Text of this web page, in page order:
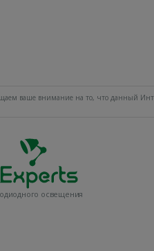
ваше внимание на то, что данный
освещения